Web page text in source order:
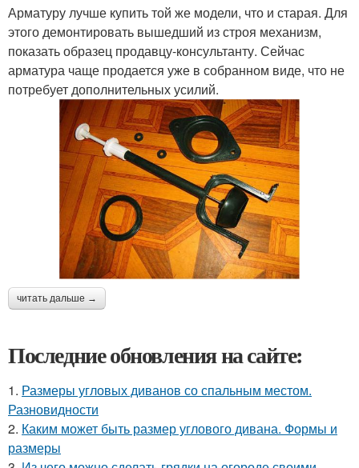
Арматуру лучше купить той же модели, что и старая. Для
этого демонтировать вышедший из строя механизм,
показать образец продавцу-консультанту. Сейчас
арматура чаще продается уже в собранном виде, что не
потребует дополнительных усилий.
читать дальше →
Последние обновления на сайте:
1. Размеры угловых диванов со спальным местом.
Разновидности
2. Каким может быть размер углового дивана. Формы и
размеры